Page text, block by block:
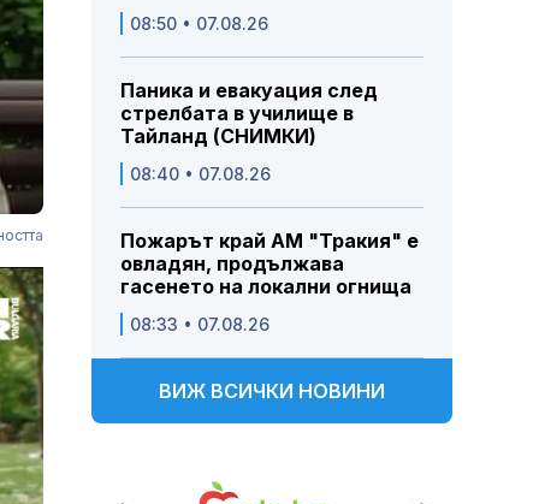
08:50 • 07.08.26
Паника и евакуация след
стрелбата в училище в
Тайланд (СНИМКИ)
08:40 • 07.08.26
Пожарът край АМ "Тракия" е
овладян, продължава
гасенето на локални огнища
08:33 • 07.08.26
ВИЖ ВСИЧКИ НОВИНИ